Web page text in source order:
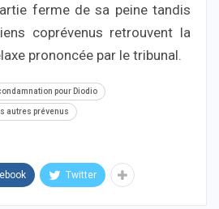
ferme de sa peine tandis
coprévenus retrouvent la
prononcée par le tribunal.
pour Diodio
autres prévenus
Twitter